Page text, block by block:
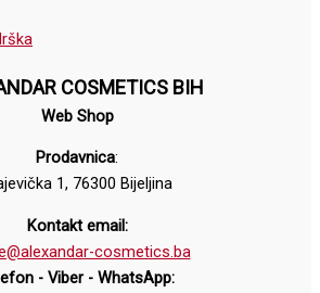
COSMETICS BIH
Web Shop
Prodavnica:
1, 76300 Bijeljina
Kontakt email:
cosmetics.ba
- Viber - WhatsApp: